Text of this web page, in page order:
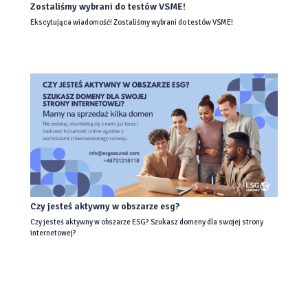
Zostaliśmy wybrani do testów VSME!
Ekscytująca wiadomość! Zostaliśmy wybrani do testów VSME!
Czy jesteś aktywny w obszarze esg?
Czy jesteś aktywny w obszarze ESG? Szukasz domeny dla swojej strony
internetowej?